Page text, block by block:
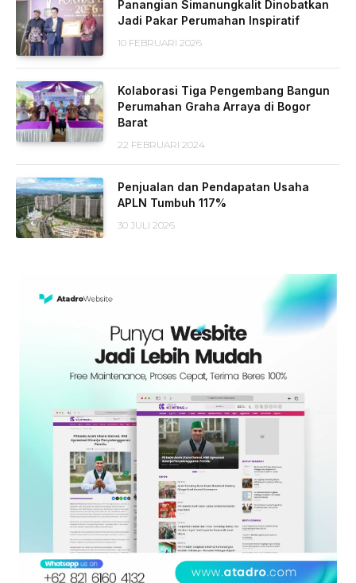
Panangian Simanungkalit Dinobatkan
Jadi Pakar Perumahan Inspiratif
10 FEBRUARI 2026
Kolaborasi Tiga Pengembang Bangun
Perumahan Graha Arraya di Bogor
Barat
22 FEBRUARI 2024
Penjualan dan Pendapatan Usaha
APLN Tumbuh 117%
30 JULI 2026